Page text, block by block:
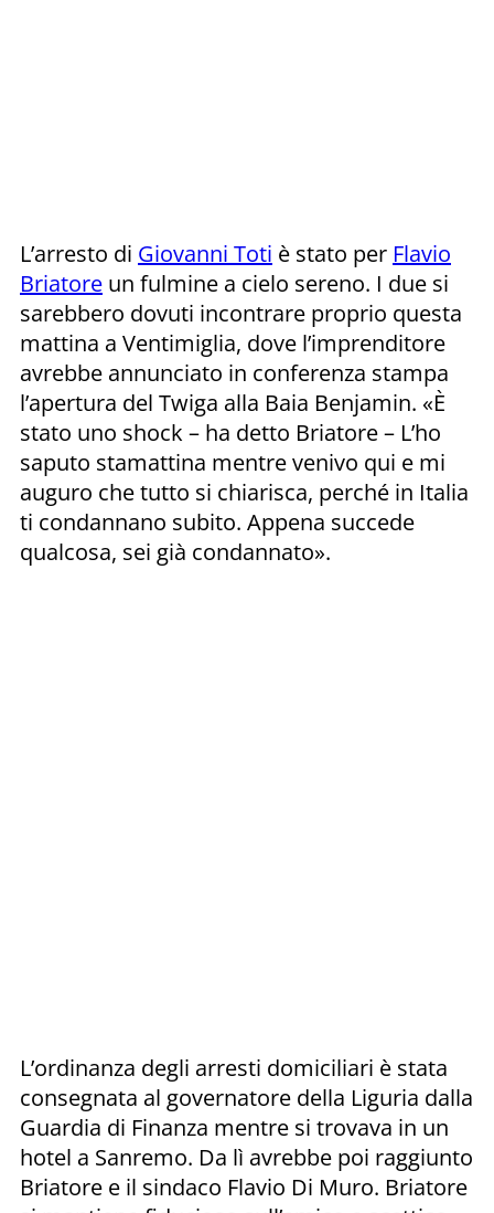
L’arresto di Giovanni Toti è stato per Flavio
Briatore un fulmine a cielo sereno. I due si
sarebbero dovuti incontrare proprio questa
mattina a Ventimiglia, dove l’imprenditore
avrebbe annunciato in conferenza stampa
l’apertura del Twiga alla Baia Benjamin. «È
stato uno shock – ha detto Briatore – L’ho
saputo stamattina mentre venivo qui e mi
auguro che tutto si chiarisca, perché in Italia
ti condannano subito. Appena succede
qualcosa, sei già condannato».
L’ordinanza degli arresti domiciliari è stata
consegnata al governatore della Liguria dalla
Guardia di Finanza mentre si trovava in un
hotel a Sanremo. Da lì avrebbe poi raggiunto
Briatore e il sindaco Flavio Di Muro. Briatore